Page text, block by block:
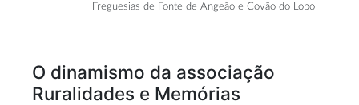
Freguesias de Fonte de Angeão e Covão do Lobo
O dinamismo da associação
Ruralidades e Memórias